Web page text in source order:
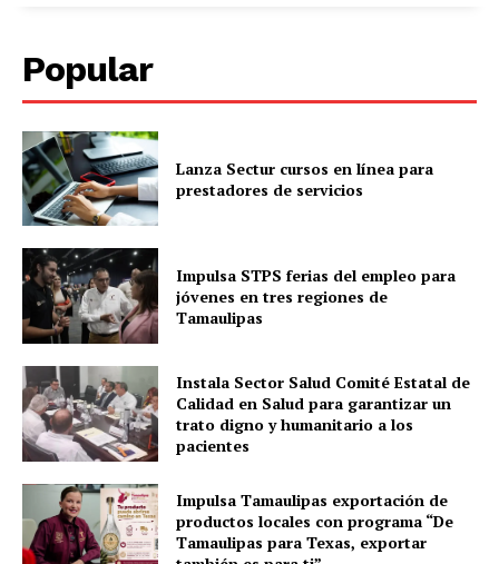
Popular
Lanza Sectur cursos en línea para
prestadores de servicios
Impulsa STPS ferias del empleo para
jóvenes en tres regiones de
Tamaulipas
Instala Sector Salud Comité Estatal de
Calidad en Salud para garantizar un
trato digno y humanitario a los
pacientes
Impulsa Tamaulipas exportación de
productos locales con programa “De
Tamaulipas para Texas, exportar